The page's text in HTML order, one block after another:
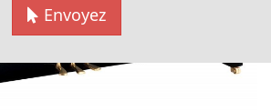
Envoyez